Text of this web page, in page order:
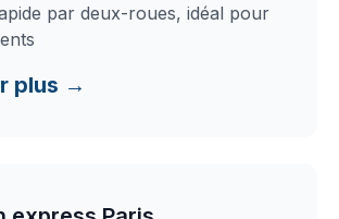
par deux-roues, idéal pour
plus →